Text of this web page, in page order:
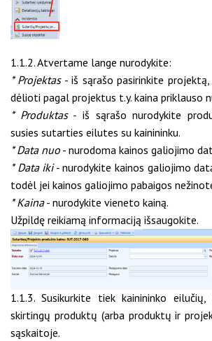
1.1.2. Atvertame lange nurodykite:
* Projektas- iš sąrašo pasirinkite projektą,
dėlioti pagal projektus t.y. kaina priklauso
* Produktas- iš sąrašo nurodykite
susies sutarties eilutes su kainininku.
* Data nuo - nurodoma kainos galiojimo
* Data iki- nurodykite kainos galiojimo
todėl jei kainos galiojimo pabaigos
* Kaina- nurodykite vieneto kainą.
Užpildę reikiamą informaciją išsaugokite.
1.1.3. Susikurkite tiek kainininko
skirtingų produktų (arba produktų ir
sąskaitoje.